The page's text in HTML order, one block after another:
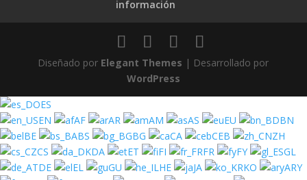
información
Diseñado por Elegant Themes | Desarrollado por
WordPress
ES
EN
AF AR AM AS EU
BN
BE
BS BG CA CEB
ZH
CS
DA ET FI FR FY
GL
DE
EL GU HE JA KO
ARY